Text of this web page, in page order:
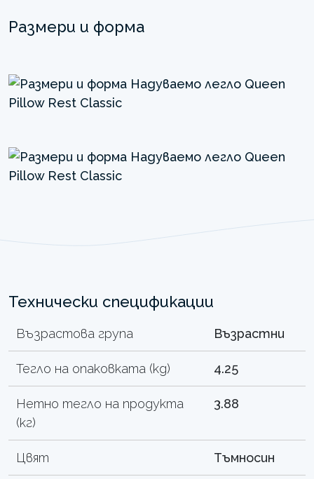
Размери и форма
Технически спецификации
Възрастова група Възрастни
Тегло на опаковката (kg) 4.25
Нетно тегло на продукта
(кг)
3.88
Цвят Тъмносин